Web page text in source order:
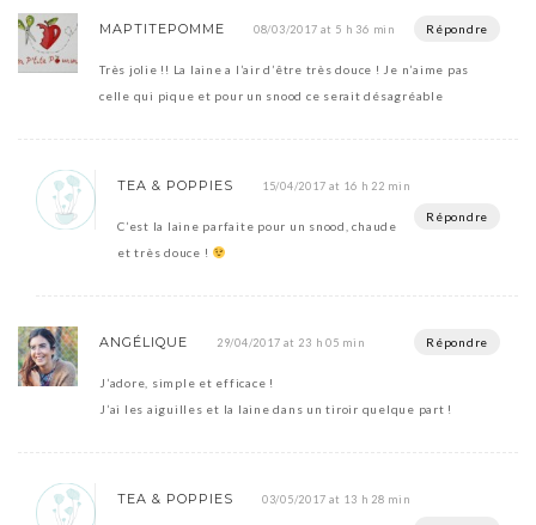
MAPTITEPOMME 08/03/2017 at 5 h 36 min Répondre
Très jolie !! La laine a l’air d’être très douce ! Je n’aime pas
celle qui pique et pour un snood ce serait désagréable
TEA & POPPIES 15/04/2017 at 16 h 22 min
Répondre
C’est la laine parfaite pour un snood, chaude
et très douce !
ANGÉLIQUE 29/04/2017 at 23 h 05 min Répondre
J’adore, simple et efficace !
J’ai les aiguilles et la laine dans un tiroir quelque part !
TEA & POPPIES 03/05/2017 at 13 h 28 min